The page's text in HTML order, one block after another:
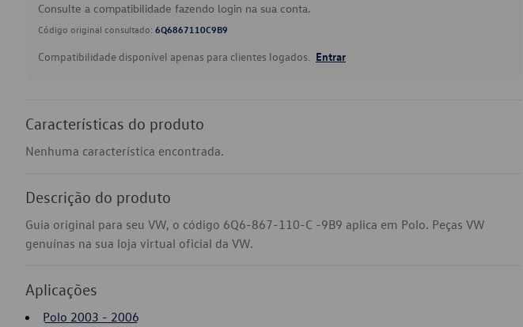
Consulte a compatibilidade fazendo login na sua conta.
Código original consultado: 6Q6867110C9B9
Compatibilidade disponível apenas para clientes logados. Entrar
Características do produto
Nenhuma característica encontrada.
Descrição do produto
Guia original para seu VW, o código 6Q6-867-110-C -9B9 aplica em Polo. Peças VW
genuínas na sua loja virtual oficial da VW.
Aplicações
Polo 2003 - 2006